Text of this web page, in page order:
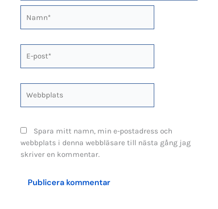
post*
Spara mitt namn, min e-postadress och
webbplats i denna webbläsare till nästa gång jag
skriver en kommentar.